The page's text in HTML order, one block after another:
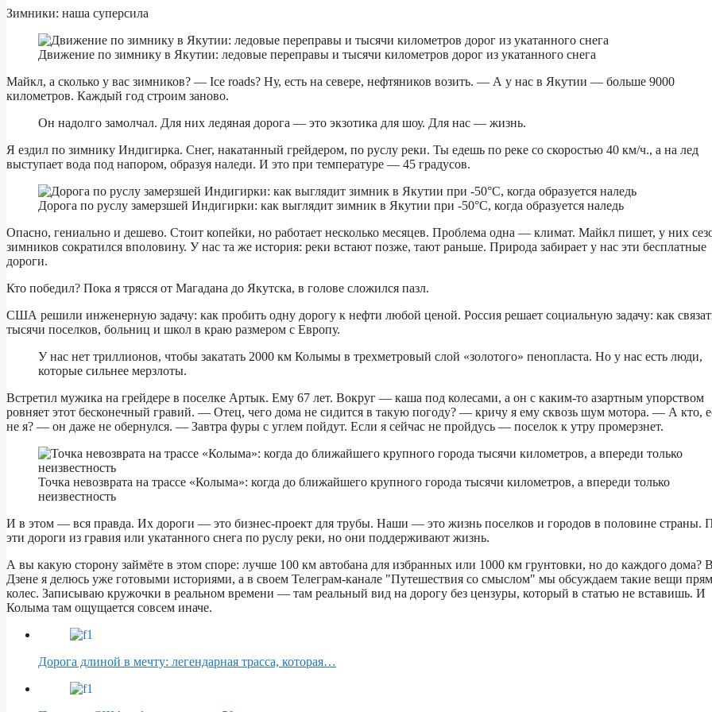
Зимники: наша суперсила
Движение по зимнику в Якутии: ледовые переправы и тысячи километров дорог из укатанного снега
Майкл, а сколько у вас зимников? — Ice roads? Ну, есть на севере, нефтяников возить. — А у нас в Якутии — больше 9000
километров. Каждый год строим заново.
Он надолго замолчал. Для них ледяная дорога — это экзотика для шоу. Для нас — жизнь.
Я ездил по зимнику Индигирка. Снег, накатанный грейдером, по руслу реки. Ты едешь по реке со скоростью 40 км/ч., а на лед
выступает вода под напором, образуя наледи. И это при температуре — 45 градусов.
Дорога по руслу замерзшей Индигирки: как выглядит зимник в Якутии при -50°C, когда образуется наледь
Опасно, гениально и дешево. Стоит копейки, но работает несколько месяцев. Проблема одна — климат. Майкл пишет, у них
зимников сократился вполовину. У нас та же история: реки встают позже, тают раньше. Природа забирает у нас эти бесплатные
дороги.
Кто победил? Пока я трясся от Магадана до Якутска, в голове сложился пазл.
США решили инженерную задачу: как пробить одну дорогу к нефти любой ценой. Россия решает социальную задачу: как
тысячи поселков, больниц и школ в краю размером с Европу.
У нас нет триллионов, чтобы закатать 2000 км Колымы в трехметровый слой «золотого» пенопласта. Но у нас есть люди,
которые сильнее мерзлоты.
Встретил мужика на грейдере в поселке Артык. Ему 67 лет. Вокруг — каша под колесами, а он с каким-то азартным упорством
ровняет этот бесконечный гравий. — Отец, чего дома не сидится в такую погоду? — кричу я ему сквозь шум мотора. — А кто,
не я? — он даже не обернулся. — Завтра фуры с углем пойдут. Если я сейчас не пройдусь — поселок к утру промерзнет.
Точка невозврата на трассе «Колыма»: когда до ближайшего крупного города тысячи километров, а впереди только
неизвестность
И в этом — вся правда. Их дороги — это бизнес-проект для трубы. Наши — это жизнь поселков и городов в половине страны.
эти дороги из гравия или укатанного снега по руслу реки, но они поддерживают жизнь.
А вы какую сторону займёте в этом споре: лучше 100 км автобана для избранных или 1000 км грунтовки, но до каждого дома?
Дзене я делюсь уже готовыми историями, а в своем Телеграм-канале "Путешествия со смыслом" мы обсуждаем такие вещи
колес. Записываю кружочки в реальном времени — там реальный вид на дорогу без цензуры, который в статью не вставишь. И
Колыма там ощущается совсем иначе.
Дорога длиной в мечту: легендарная трасса, которая…